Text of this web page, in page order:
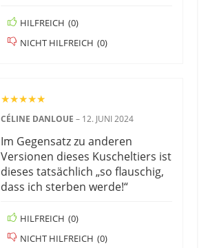
HILFREICH (0)
NICHT HILFREICH (0)
★★★★★
CÉLINE DANLOUE – 12. JUNI 2024
Im Gegensatz zu anderen
Versionen dieses Kuscheltiers ist
dieses tatsächlich „so flauschig,
dass ich sterben werde!“
HILFREICH (0)
NICHT HILFREICH (0)